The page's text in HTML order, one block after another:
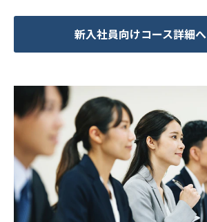
新入社員向けコース詳細へ